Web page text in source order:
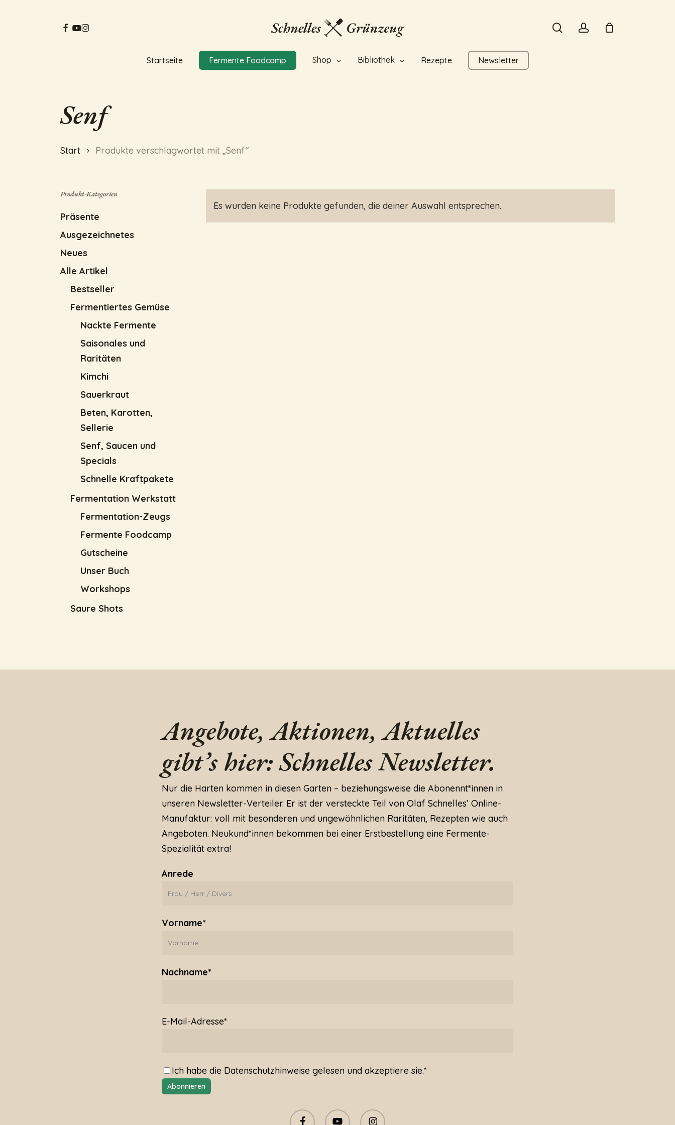
facebook
youtube
instagram
Startseite Fermente Foodcamp Shop Bibliothek Rezepte Newsletter
Senf
Start Produkte verschlagwortet mit „Senf“
Produkt-Kategorien
Präsente
Ausgezeichnetes
Neues
Alle Artikel
Bestseller
Fermentiertes Gemüse
Nackte Fermente
Saisonales und
Raritäten
Kimchi
Sauerkraut
Beten, Karotten,
Sellerie
Senf, Saucen und
Specials
Schnelle Kraftpakete
Fermentation Werkstatt
Fermentation-Zeugs
Fermente Foodcamp
Gutscheine
Unser Buch
Workshops
Saure Shots
Es wurden keine Produkte gefunden, die deiner Auswahl entsprechen.
Angebote, Aktionen, Aktuelles
gibt’s hier: Schnelles Newsletter.
Nur die Harten kommen in diesen Garten – beziehungsweise die Abonennt*innen in
unseren Newsletter-Verteiler. Er ist der versteckte Teil von Olaf Schnelles’ Online-
Manufaktur: voll mit besonderen und ungewöhnlichen Raritäten, Rezepten wie auch
Angeboten. Neukund*innen bekommen bei einer Erstbestellung eine Fermente-
Spezialität extra!
Anrede
Vorname*
Nachname*
E-Mail-Adresse*
Ich habe die Datenschutzhinweise gelesen und akzeptiere sie.*
facebook youtube instagram